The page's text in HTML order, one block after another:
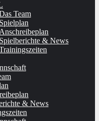
Team
Spielplan
Anschreibeplan
Spielberichte & News
& News